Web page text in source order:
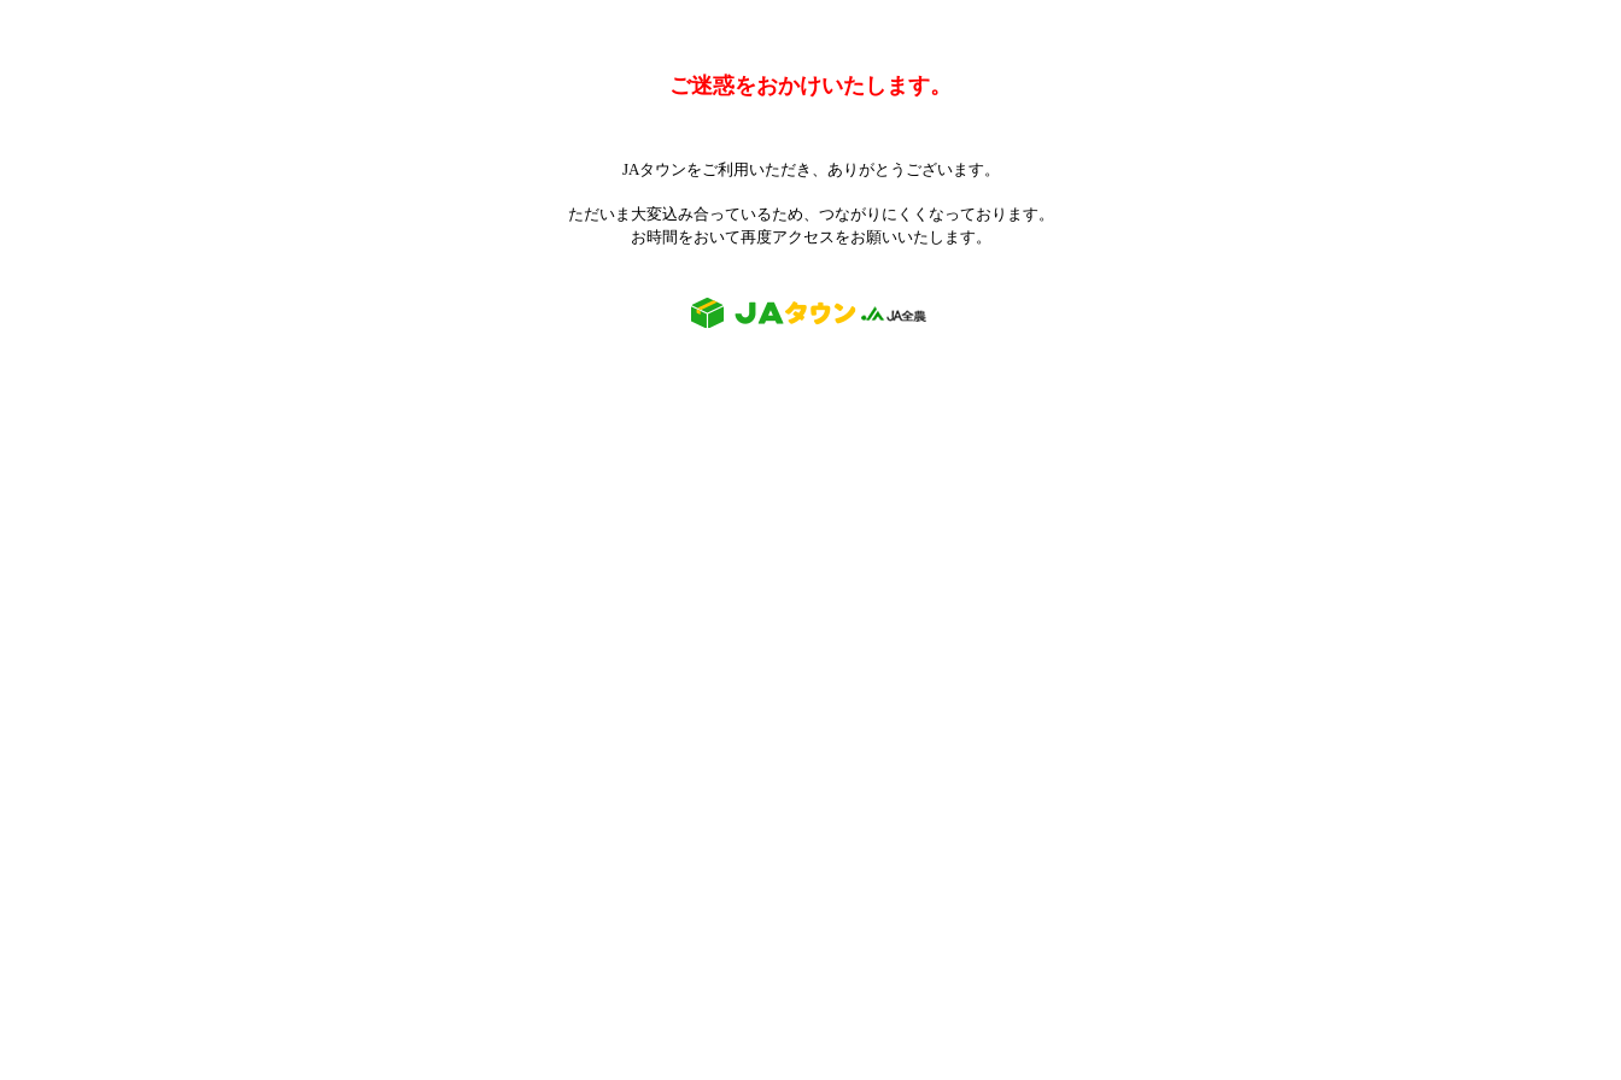
ご迷惑をおかけいたします。
JAタウンをご利用いただき、ありがとうございます。
ただいま大変込み合っているため、つながりにくくなっております。
お時間をおいて再度アクセスをお願いいたします。